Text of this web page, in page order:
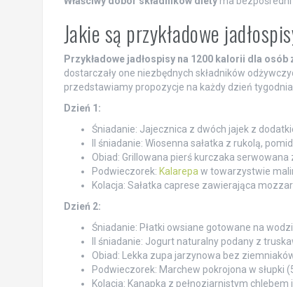
Jakie są przykładowe
Przykładowe jadłospisy na 1200 kalorii dla osób
dostarczały one niezbędnych składników
przedstawiamy propozycje na każdy dzień
Dzień 1:
Śniadanie: Jajecznica z dwóch jajek z
II śniadanie: Wiosenna sałatka z rukolą,
Obiad: Grillowana pierś kurczaka
Podwieczorek: Kalarepaw towarzystwie
Kolacja: Sałatka caprese zawierająca
Dzień 2:
Śniadanie: Płatki owsiane gotowane na
II śniadanie: Jogurt naturalny podany z
Obiad: Lekka zupa jarzynowa bez
Podwieczorek: Marchew pokrojona w słupki
Kolacja: Kanapka z pełnoziarnistym